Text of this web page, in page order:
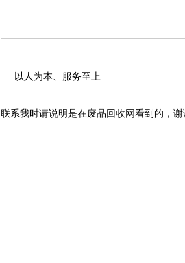
以人为本、服务至上
联系我时请说明是在废品回收网看到的，谢